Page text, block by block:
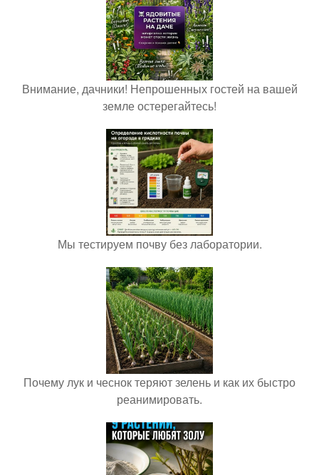
Внимание, дачники! Непрошенных гостей на вашей
земле остерегайтесь!
Мы тестируем почву без лаборатории.
Почему лук и чеснок теряют зелень и как их быстро
реанимировать.